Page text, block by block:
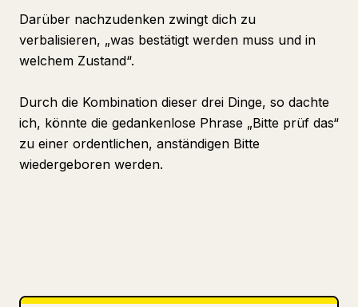
Darüber nachzudenken zwingt dich zu
verbalisieren, „was bestätigt werden muss und in
welchem Zustand“.
Durch die Kombination dieser drei Dinge, so dachte
ich, könnte die gedankenlose Phrase „Bitte prüf das“
zu einer ordentlichen, anständigen Bitte
wiedergeboren werden.